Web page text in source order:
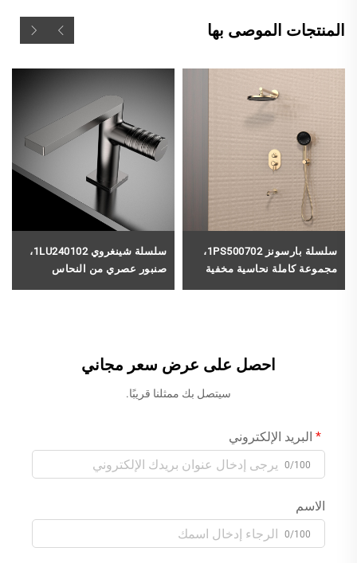
المنتجات الموصى بها
سلسلة بارسونز 1PS500702،
مجموعة كاملة نحاسية مخفية
سلسلة شينغروي 1LU240102،
صنبور عصري من النحاس
احصل على عرض سعر مجاني
سيتصل بك ممثلنا قريبًا.
البريد الإلكتروني
0/100
الاسم
0/100